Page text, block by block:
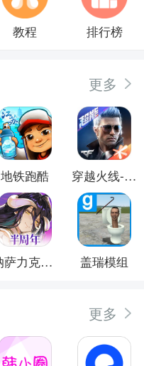
教程 排行榜
更多
地铁跑酷 穿越火线-枪战王者
纳萨力克之王 盖瑞模组
更多